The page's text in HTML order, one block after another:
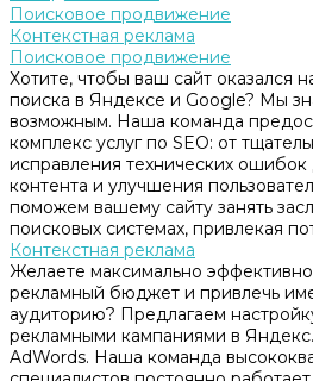
Поисковое продвижение
Контекстная реклама
Поисковое продвижение
Хотите, чтобы ваш сайт оказался
поиска в Яндексе и Google? Мы
возможным. Наша команда
комплекс услуг по SEO: от
исправления технических
контента и улучшения
поможем вашему сайту занять
поисковых системах, привлекая
Контекстная реклама
Желаете максимально эффективно
рекламный бюджет и привлечь
аудиторию? Предлагаем
рекламными кампаниями в
AdWords. Наша команда